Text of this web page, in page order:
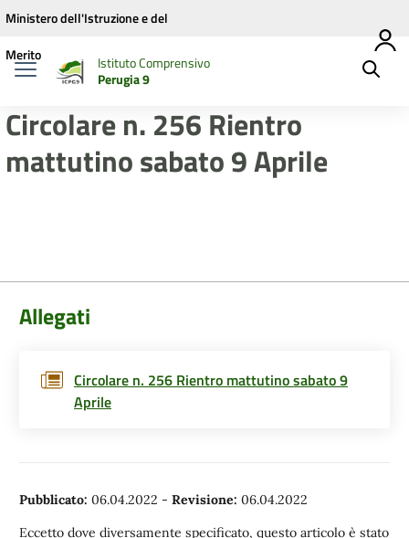
Vai ai contenuti
Vai al menu di navigazione
Vai al footer
Ministero dell'Istruzione e del
Merito
Istituto Comprensivo
Perugia 9
Circolare n. 256 Rientro
mattutino sabato 9 Aprile
Allegati
Circolare n. 256 Rientro mattutino sabato 9
Aprile
Pubblicato: 06.04.2022 - Revisione: 06.04.2022
Eccetto dove diversamente specificato, questo articolo è stato